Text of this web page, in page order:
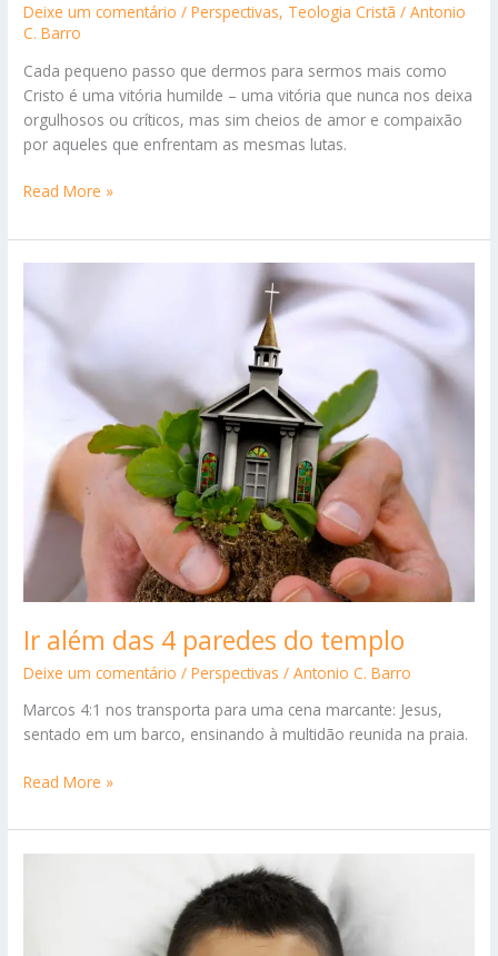
Deixe um comentário /Perspectivas, Teologia Cristã /Antonio
C. Barro
Cada pequeno passo que dermos para sermos mais como
Cristo é uma vitória humilde – uma vitória que nunca nos deixa
orgulhosos ou críticos, mas sim cheios de amor e compaixão
por aqueles que enfrentam as mesmas lutas.
A
Fatal:
Tratando
Raiz
Pecado
Read More »
Ir além das 4 paredes do templo
Deixe um comentário /Perspectivas /Antonio C. Barro
Marcos 4:1 nos transporta para uma cena marcante: Jesus,
sentado em um barco, ensinando à multidão reunida na praia.
Ir
das
4
Read More »